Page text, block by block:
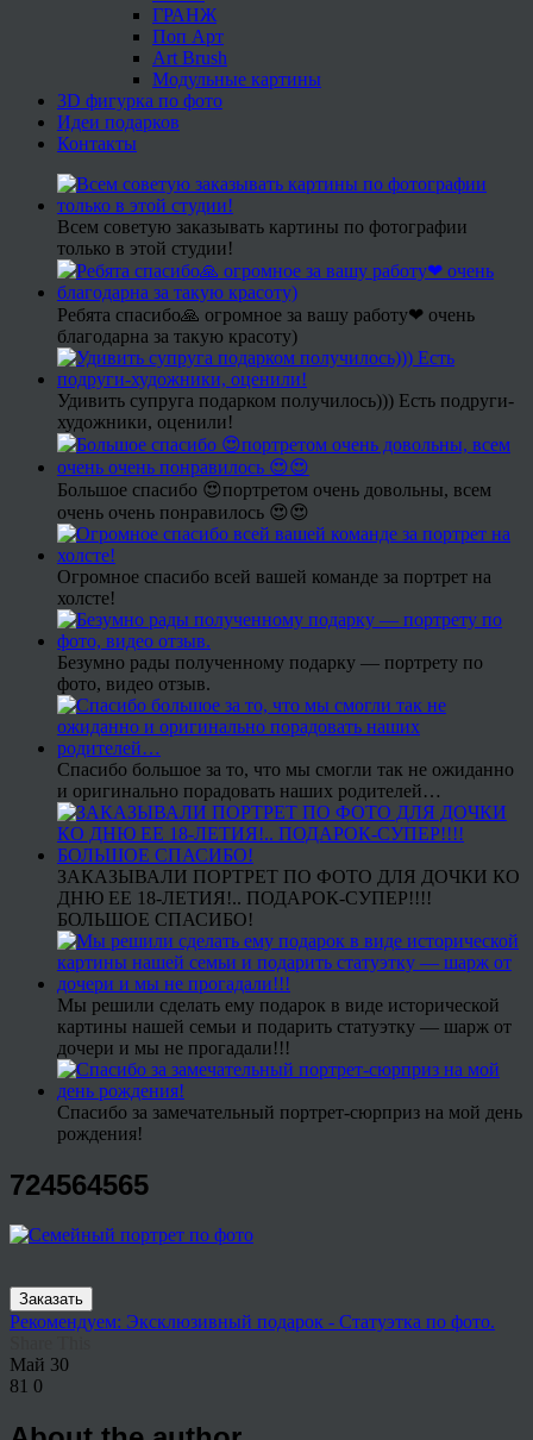
ГРАНЖ
Поп Арт
Art Brush
Модульные картины
3D фигурка по фото
Идеи подарков
Контакты
Всем советую заказывать картины по фотографии
только в этой студии!
Ребята спасибо🙏 огромное за вашу работу❤ очень
благодарна за такую красоту)
Удивить супруга подарком получилось))) Есть подруги-
художники, оценили!
Большое спасибо 😍портретом очень довольны, всем
очень очень понравилось 😍😍
Огромное спасибо всей вашей команде за портрет на
холсте!
Безумно рады полученному подарку — портрету по
фото, видео отзыв.
Спасибо большое за то, что мы смогли так не ожиданно
и оригинально порадовать наших родителей…
ЗАКАЗЫВАЛИ ПОРТРЕТ ПО ФОТО ДЛЯ ДОЧКИ КО
ДНЮ ЕЕ 18-ЛЕТИЯ!.. ПОДАРОК-СУПЕР!!!!
БОЛЬШОЕ СПАСИБО!
Мы решили сделать ему подарок в виде исторической
картины нашей семьи и подарить статуэтку — шарж от
дочери и мы не прогадали!!!
Спасибо за замечательный портрет-сюрприз на мой день
рождения!
724564565
Заказать
Рекомендуем: Эксклюзивный подарок - Статуэтка по фото.
Май 30
81 0